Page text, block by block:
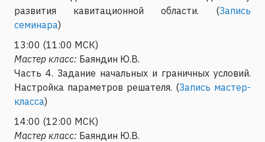
развития кавитационной области. (Запись
семинара)
13:00 (11:00 МСК)
Мастер класс: Баяндин Ю.В.
Часть 4. Задание начальных и граничных условий.
Настройка параметров решателя. (Запись мастер-
класса)
14:00 (12:00 МСК)
Мастер класс: Баяндин Ю.В.